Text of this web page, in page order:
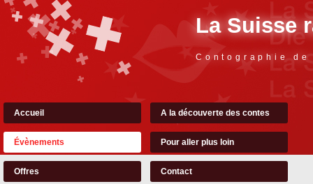
La Suisse
Contographie
Accueil A la découverte des contes
Évènements Pour aller plus loin
Offres Contact